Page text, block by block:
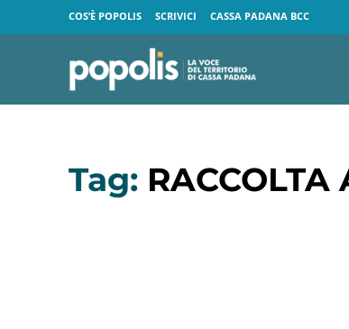
COS’È POPOLIS SCRIVICI CASSA PADANA BCC
Tag: RACCOLTA